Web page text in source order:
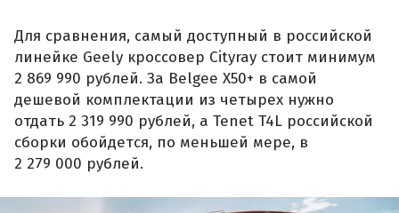
Для сравнения, самый доступный в российской
линейке Geely кроссовер Cityray стоит минимум
2 869 990 рублей. За Belgee X50+ в самой
дешевой комплектации из четырех нужно
отдать 2 319 990 рублей, а Tenet T4L российской
сборки обойдется, по меньшей мере, в
2 279 000 рублей.